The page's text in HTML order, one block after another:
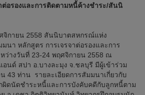
ต่อรองและการติดตามหนี้ค้างชำระ/สันนิ
ยน 2558 สันนิบาตสหกรณ์แห่ง
นา หลักสูตร การเจรจาต่อรองและการ
ว่างวันที่ 23-24 พฤศจิกายน 2558 ณ
นด์ สปา อ.บางละมุง จ.ชลบุรี มีผู้เข้าร่วม
43 ท่าน รายละเอียดการสัมมนาเกี่ยวกับ
ผิดนัดชำระหนี้และการบังคับคดีกับลูกหนี้ตาม